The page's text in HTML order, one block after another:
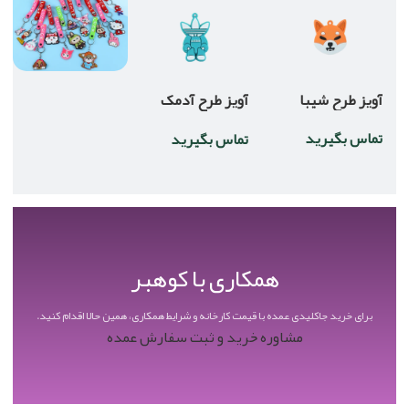
آویز طرح شیبا
تماس بگیرید
آویز طرح آدمک
آدیداس
تماس بگیرید
همکاری با کوهبر
برای خرید جاکلیدی عمده با قیمت کارخانه و شرایط همکاری، همین حالا اقدام کنید.
مشاوره خرید و ثبت سفارش عمده